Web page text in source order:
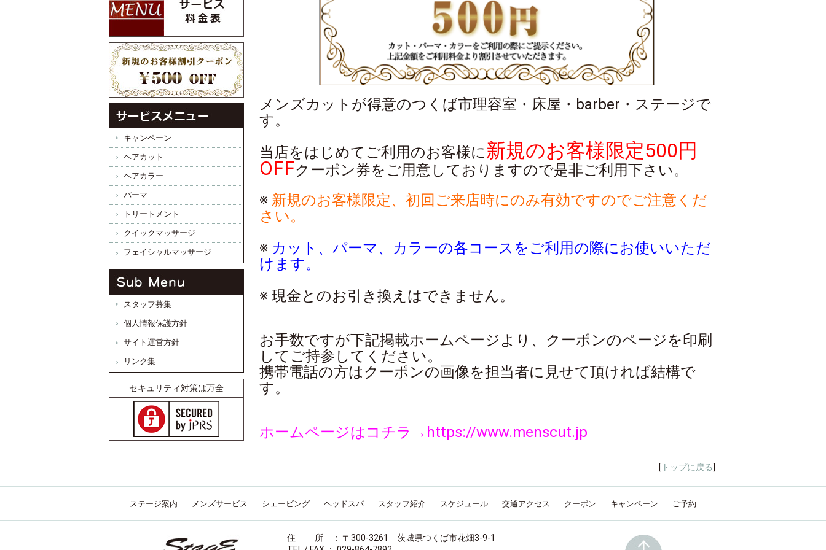
キャンペーン
ヘアカット
ヘアカラー
パーマ
トリートメント
クイックマッサージ
フェイシャルマッサージ
スタッフ募集
個人情報保護方針
サイト運営方針
リンク集
セキュリティ対策は万全
メンズカットが得意のつくば市理容室・床屋・barber・ステージで
す。
当店をはじめてご利用のお客様に新規のお客様限定500円
OFFクーポン券をご用意しておりますので是非ご利用下さい。
※ 新規のお客様限定、初回ご来店時にのみ有効ですのでご注意くだ
さい。
※ カット、パーマ、カラーの各コースをご利用の際にお使いいただ
けます。
※ 現金とのお引き換えはできません。
お手数ですが下記掲載ホームページより、クーポンのページを印刷
してご持参してください。
携帯電話の方はクーポンの画像を担当者に見せて頂ければ結構で
す。
ホームページはコチラ→https://www.menscut.jp
[ トップに戻る]
ステージ案内 メンズサービス シェービング ヘッドスパ スタッフ紹介 スケジュール 交通アクセス クーポン キャンペーン ご予約
住 所 ： 〒300-3261 茨城県つくば市花畑3-9-1